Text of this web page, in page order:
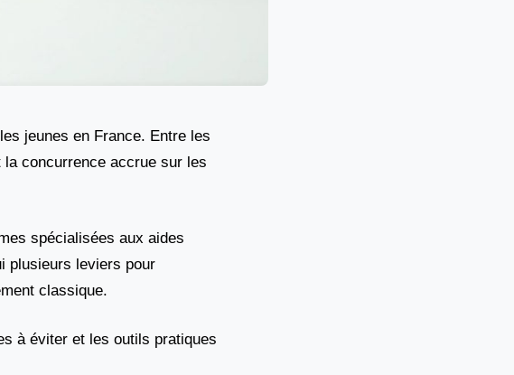
jeunes en France. Entre les
concurrence accrue sur les
spécialisées aux aides
plusieurs leviers pour
classique.
à éviter et les outils pratiques